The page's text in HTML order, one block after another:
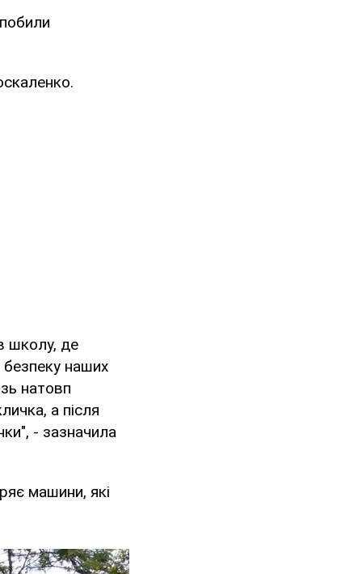
школу, де
наших
натовп
а після
- зазначила
машини, які